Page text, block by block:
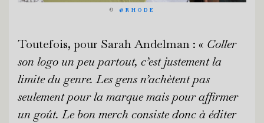
© @RHODE
Toutefois, pour Sarah Andelman : « Coller
son logo un peu partout, c’est justement la
limite du genre. Les gens n’achètent pas
seulement pour la marque mais pour affirmer
un goût. Le bon merch consiste donc à éditer